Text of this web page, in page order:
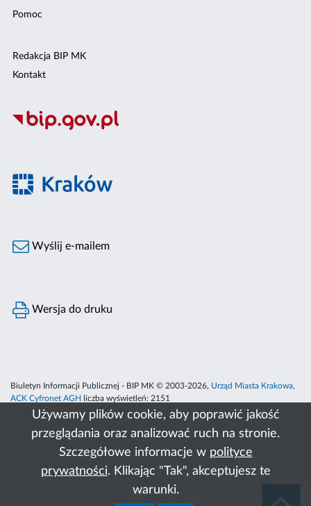
Używamy plików cookie, aby poprawić jakość
przeglądania oraz analizować ruch na stronie.
Szczegółowe informacje w polityce
prywatności. Klikając "Tak", akceptujesz te
warunki.
Pomoc
Redakcja BIP MK
Kontakt
Wyślij e-mailem
Wersja do druku
Biuletyn Informacji Publicznej - BIP MK © 2003-2026, Urząd Miasta Krakowa,
ACK Cyfronet AGH
liczba wyświetleń: 2151